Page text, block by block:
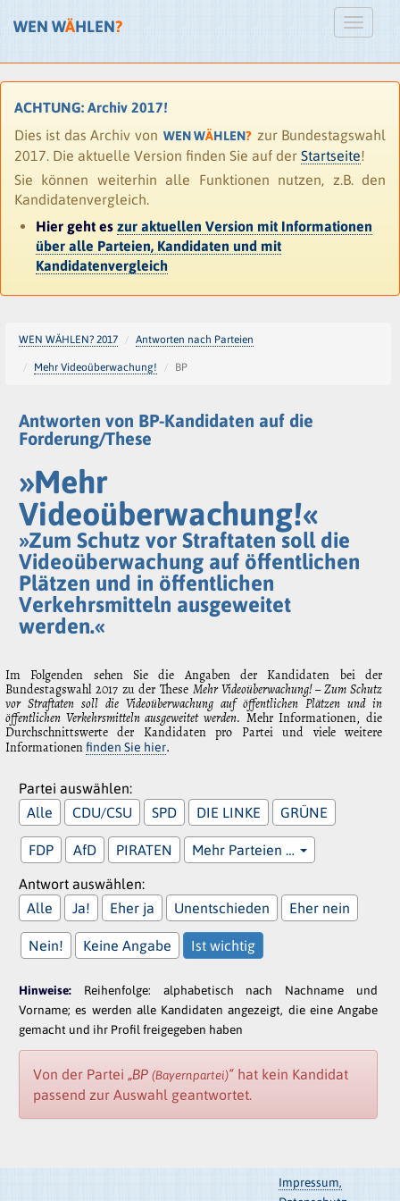
WEN WÄHLEN?
ACHTUNG: Archiv 2017!
Dies ist das Archiv von WEN WÄHLEN? zur Bundestagswahl
2017. Die aktuelle Version finden Sie auf der Startseite!
Sie können weiterhin alle Funktionen nutzen, z.B. den
Kandidatenvergleich.
Hier geht es zur aktuellen Version mit Informationen
über alle Parteien, Kandidaten und mit
Kandidatenvergleich
WEN WÄHLEN? 2017 Antworten nach Parteien
Mehr Videoüberwachung! BP
Antworten von BP-Kandidaten auf die
Forderung/These
»Mehr
Videoüberwachung!«
»Zum Schutz vor Straftaten soll die
Videoüberwachung auf öffentlichen
Plätzen und in öffentlichen
Verkehrsmitteln ausgeweitet
werden.«
Im Folgenden sehen Sie die Angaben der Kandidaten bei der
Bundestagswahl 2017 zu der These Mehr Videoüberwachung! – Zum Schutz
vor Straftaten soll die Videoüberwachung auf öffentlichen Plätzen und in
öffentlichen Verkehrsmitteln ausgeweitet werden. Mehr Informationen, die
Durchschnittswerte der Kandidaten pro Partei und viele weitere
Informationenfinden Sie hier.
Partei auswählen:
Alle
CDU/CSU SPD DIE LINKE GRÜNE
FDP AfD PIRATEN Mehr Parteien …
Antwort auswählen:
Alle
Ja! Eher ja Unentschieden Eher nein
Nein! Keine Angabe Ist wichtig
Hinweise: Reihenfolge: alphabetisch nach Nachname und
Vorname; es werden alle Kandidaten angezeigt, die eine Angabe
gemacht und ihr Profil freigegeben haben
Von der Partei „BP (Bayernpartei)“ hat kein Kandidat
passend zur Auswahl geantwortet.
Impressum,